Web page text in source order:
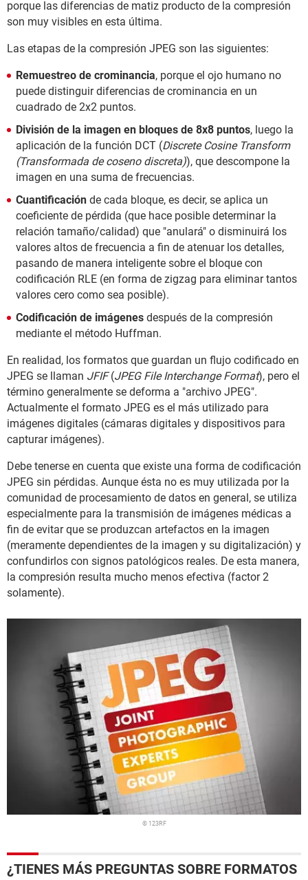
porque las diferencias de matiz producto de la compresión
son muy visibles en esta última.
Las etapas de la compresión JPEG son las siguientes:
Remuestreo de crominancia, porque el ojo humano no
puede distinguir diferencias de crominancia en un
cuadrado de 2x2 puntos.
División de la imagen en bloques de 8x8 puntos, luego la
aplicación de la función DCT (Discrete Cosine Transform
(Transformada de coseno discreta)), que descompone la
imagen en una suma de frecuencias.
Cuantificación de cada bloque, es decir, se aplica un
coeficiente de pérdida (que hace posible determinar la
relación tamaño/calidad) que "anulará" o disminuirá los
valores altos de frecuencia a fin de atenuar los detalles,
pasando de manera inteligente sobre el bloque con
codificación RLE (en forma de zigzag para eliminar tantos
valores cero como sea posible).
Codificación de imágenes después de la compresión
mediante el método Huffman.
En realidad, los formatos que guardan un flujo codificado en
JPEG se llaman JFIF(JPEG File Interchange Format), pero el
término generalmente se deforma a "archivo JPEG".
Actualmente el formato JPEG es el más utilizado para
imágenes digitales (cámaras digitales y dispositivos para
capturar imágenes).
Debe tenerse en cuenta que existe una forma de codificación
JPEG sin pérdidas. Aunque ésta no es muy utilizada por la
comunidad de procesamiento de datos en general, se utiliza
especialmente para la transmisión de imágenes médicas a
fin de evitar que se produzcan artefactos en la imagen
(meramente dependientes de la imagen y su digitalización) y
confundirlos con signos patológicos reales. De esta manera,
la compresión resulta mucho menos efectiva (factor 2
solamente).
© 123RF
¿TIENES MÁS PREGUNTAS SOBRE FORMATOS